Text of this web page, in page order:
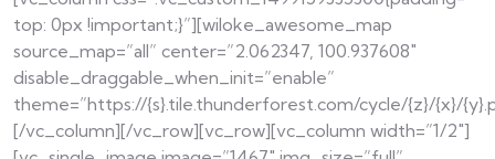
top: 0px !important;}”][wiloke_awesome_map
source_map=”all” center=”2.062347, 100.937608″
disable_draggable_when_init=”enable”
theme=”https://{s}.tile.thunderforest.com/cycle/{z}/{x}/
[/vc_column][/vc_row][vc_row][vc_column width=”1/2″]